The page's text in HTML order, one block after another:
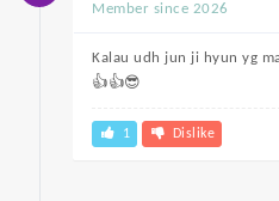
Member since 2026
Kalau udh jun ji hyun yg
👍👍😎
1 Dislike